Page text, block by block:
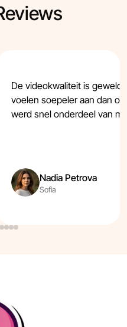
De videokwaliteit is
voelen soepeler aan dan
werd snel onderdeel van
Nadia Petrova
Sofia